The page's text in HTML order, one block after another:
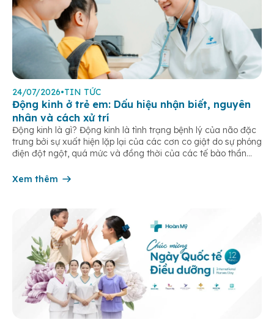
24/07/2026•TIN TỨC
Động kinh ở trẻ em: Dấu hiệu nhận biết, nguyên
nhân và cách xử trí
Động kinh là gì? Động kinh là tình trạng bệnh lý của não đặc
trưng bởi sự xuất hiện lặp lại của các cơn co giật do sự phóng
điện đột ngột, quá mức và đồng thời của các tế bào thần
Xem thêm